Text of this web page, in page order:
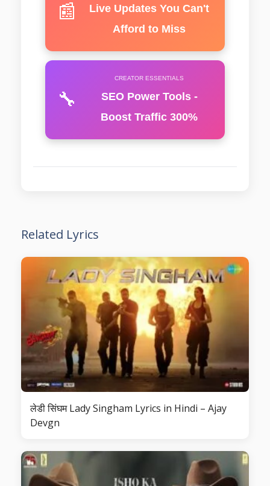
📰
Live Updates You Can't
Afford to Miss
🔧
CREATOR ESSENTIALS
SEO Power Tools -
Boost Traffic 300%
Related Lyrics
लेडी सिंघम Lady Singham Lyrics in Hindi – Ajay
Devgn